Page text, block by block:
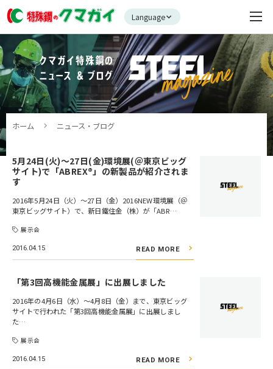
Language
ホーム ニュース・ブログ
5月24日(火)～27日(金)環境展(＠東京ビッグ
サイト)で「ABREX®」の新製品が紹介されま
す
2016年5月24日（火）～27日（金）2016NEW環境展（＠
東京ビッグサイト）で、新日鐵住金（株）が「ABR…
展示会
2016.04.15 READ MORE
「第3回高機能金属展」に出展しました
2016年の4月6日（水）～4月8日（金）まで、東京ビッグ
サイトで行われた「第3回高機能金属展」に出展しまし
た…
展示会
2016.04.15 READ MORE